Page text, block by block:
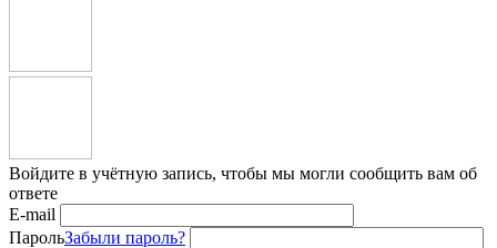
Войдите в учётную запись, чтобы мы могли сообщить вам об
ответе
E-mail
ПарольЗабыли пароль?